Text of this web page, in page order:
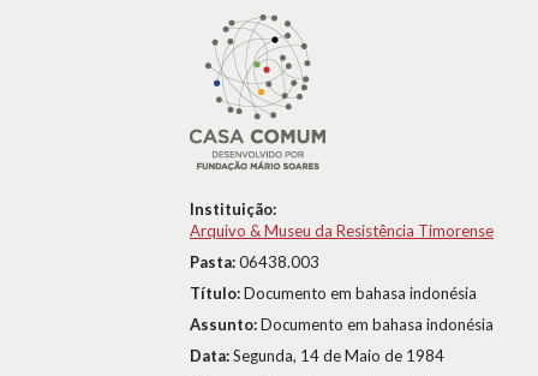
Instituição:
Arquivo & Museu da Resistência Timorense
Pasta:06438.003
Título:Documento em bahasa indonésia
Assunto:Documento em bahasa indonésia
Data:Segunda, 14 de Maio de 1984